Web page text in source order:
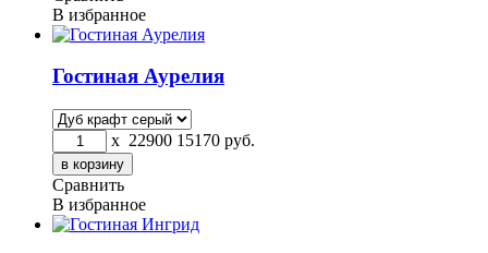
В избранное
Гостиная Аурелия
x 22900 15170 руб.
Сравнить
В избранное